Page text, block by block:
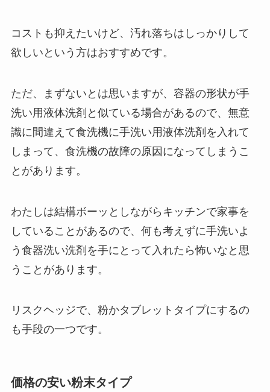
コストも抑えたいけど、汚れ落ちはしっかりして
欲しいという方はおすすめです。
ただ、まずないとは思いますが、容器の形状が手
洗い用液体洗剤と似ている場合があるので、無意
識に間違えて食洗機に手洗い用液体洗剤を入れて
しまって、食洗機の故障の原因になってしまうこ
とがあります。
わたしは結構ボーッとしながらキッチンで家事を
していることがあるので、何も考えずに手洗いよ
う食器洗い洗剤を手にとって入れたら怖いなと思
うことがあります。
リスクヘッジで、粉かタブレットタイプにするの
も手段の一つです。
価格の安い粉末タイプ